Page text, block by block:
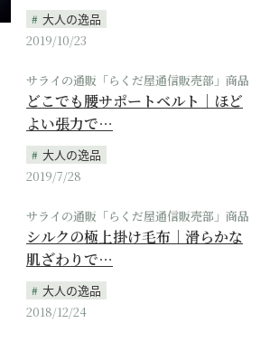
大人の逸品
2019/10/23
サライの通販「らくだ屋通信販売部」商品
どこでも腰サポートベルト｜ほど
よい張力で…
大人の逸品
2019/7/28
サライの通販「らくだ屋通信販売部」商品
シルクの極上掛け毛布｜滑らかな
肌ざわりで…
大人の逸品
2018/12/24